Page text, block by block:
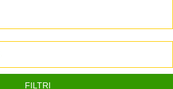
FILTRI